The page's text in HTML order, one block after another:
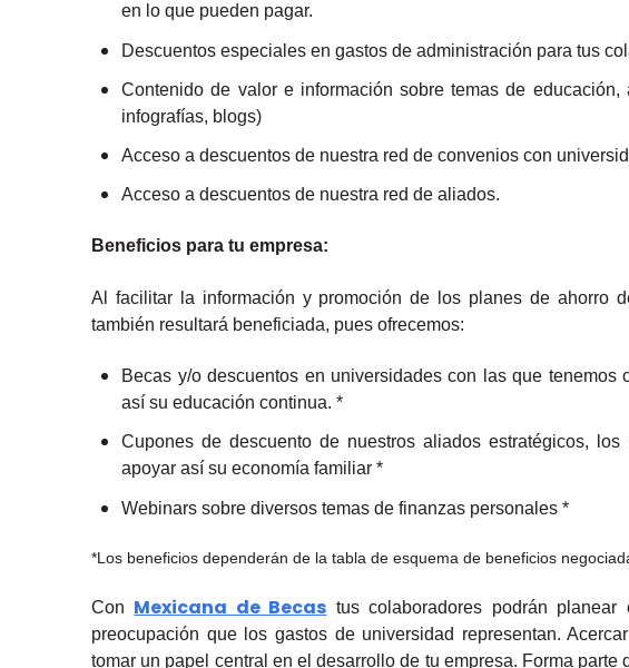
en lo que pueden pagar.
Descuentos especiales en gastos de administración para tus
Contenido de valor e información sobre temas de
infografías, blogs)
Acceso a descuentos de nuestra red de convenios con
Acceso a descuentos de nuestra red de aliados.
Beneficios para tu empresa:
Al facilitar la información y promoción de los planes de ahorro
también resultará beneficiada, pues ofrecemos:
Becas y/o descuentos en universidades con las que
así su educación continua. *
Cupones de descuento de nuestros aliados estratégicos,
apoyar así su economía familiar *
Webinars sobre diversos temas de finanzas personales *
*Los beneficios dependerán de la tabla de esquema de beneficios
Con Mexicana de Becas tus colaboradores podrán
preocupación que los gastos de universidad representan.
tomar un papel central en el desarrollo de tu empresa. Forma